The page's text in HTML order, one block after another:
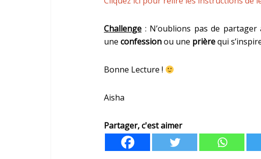
Challenge : N’oublions pas de
une confessionou une prièrequi
Bonne Lecture !
Aisha
Partager, c'est aimer